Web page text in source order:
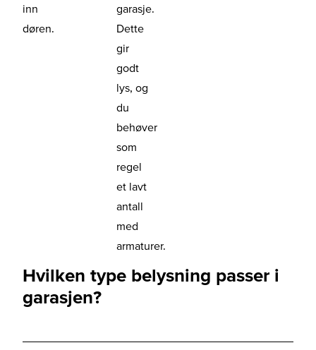
inn
døren.
garasje.
Dette
gir
godt
lys, og
du
behøver
som
regel
et lavt
antall
med
armaturer.
Hvilken type belysning passer i
garasjen?